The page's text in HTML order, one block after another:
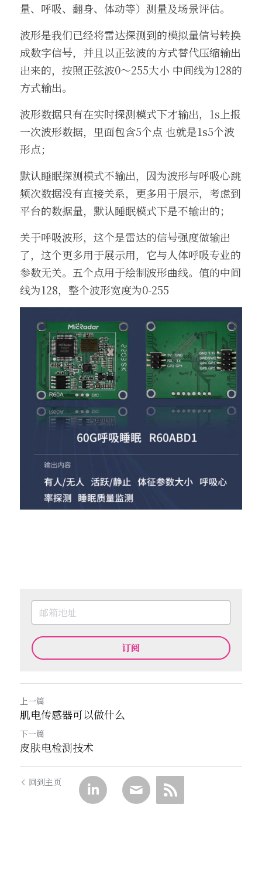
量、呼吸、翻身、体动等）测量及场景评估。
波形是我们已经将雷达探测到的模拟量信号转换
成数字信号，并且以正弦波的方式替代压缩输出
出来的，按照正弦波0～255大小 中间线为128的
方式输出。
波形数据只有在实时探测模式下才输出，1s上报
一次波形数据，里面包含5个点 也就是1s5个波
形点；
默认睡眠探测模式不输出，因为波形与呼吸心跳
频次数据没有直接关系，更多用于展示，考虑到
平台的数据量，默认睡眠模式下是不输出的；
关于呼吸波形，这个是雷达的信号强度做输出
了，这个更多用于展示用，它与人体呼吸专业的
参数无关。五个点用于绘制波形曲线。值的中间
线为128，整个波形宽度为0-255
订阅
上一篇
肌电传感器可以做什么
下一篇
皮肤电检测技术
回到主页